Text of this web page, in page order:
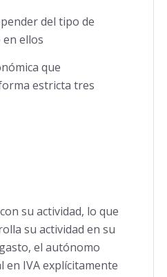
del tipo de
ellos
que
estricta tres
su actividad, lo que
su actividad en su
el autónomo
en IVA explícitamente